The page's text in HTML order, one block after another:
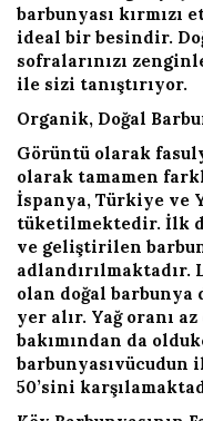
barbunyası
ideal bir besindir.
sofralarınızı
ile sizi tanıştırıyor.
Organik, Doğal
Görüntü olarak
olarak tamamen
İspanya, Türkiye ve
tüketilmektedir. İlk
ve geliştirilen
adlandırılmaktadır.
olan doğal
yer alır. Yağ oranı
bakımından da
50’sini